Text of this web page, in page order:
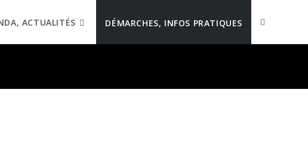
ACTUALITÉS DÉMARCHES, INFOS PRATIQUES